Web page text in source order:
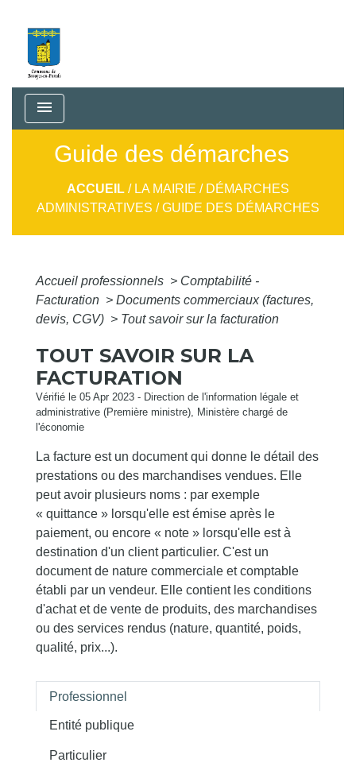
menu
Guide des démarches
ACCUEIL / LA MAIRIE / DÉMARCHES
ADMINISTRATIVES /GUIDE DES DÉMARCHES
Accueil professionnels > Comptabilité -
Facturation > Documents commerciaux (factures,
devis, CGV) > Tout savoir sur la facturation
TOUT SAVOIR SUR LA
FACTURATION
Vérifié le 05 Apr 2023 - Direction de l'information légale et
administrative (Première ministre), Ministère chargé de
l'économie
La facture est un document qui donne le détail des
prestations ou des marchandises vendues. Elle
peut avoir plusieurs noms : par exemple
« quittance » lorsqu'elle est émise après le
paiement, ou encore « note » lorsqu'elle est à
destination d'un client particulier. C'est un
document de nature commerciale et comptable
établi par un vendeur. Elle contient les conditions
d'achat et de vente de produits, des marchandises
ou des services rendus (nature, quantité, poids,
qualité, prix...).
Professionnel
Entité publique
Particulier